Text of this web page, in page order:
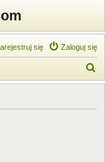
Zaloguj się
się
z